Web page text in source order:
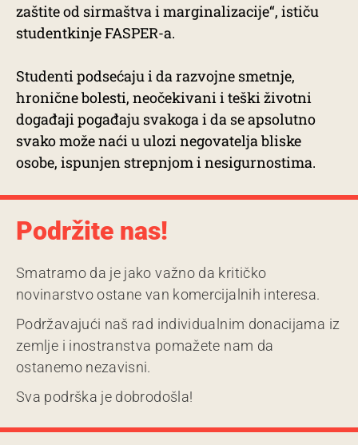
zaštite od sirmaštva i marginalizacije“, ističu
studentkinje FASPER-a.
Studenti podsećaju i da razvojne smetnje,
hronične bolesti, neočekivani i teški životni
događaji pogađaju svakoga i da se apsolutno
svako može naći u ulozi negovatelja bliske
osobe, ispunjen strepnjom i nesigurnostima.
Podržite nas!
Smatramo da je jako važno da kritičko
novinarstvo ostane van komercijalnih interesa.
Podržavajući naš rad individualnim donacijama iz
zemlje i inostranstva pomažete nam da
ostanemo nezavisni.
Sva podrška je dobrodošla!